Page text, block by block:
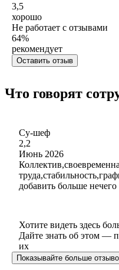
3,5
хорошо
Не работает с отзывами
64%
рекомендует
Оставить отзыв
Что говорят
Су-шеф
2,2
Июнь 2026
добавить больше нечего
Хотите видеть здесь
Дайте знать об этом —
их
Показывайте больше